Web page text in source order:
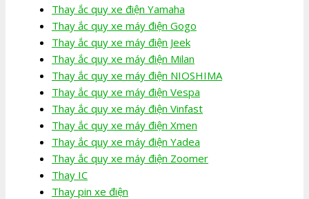
Thay ắc quy xe điện Yamaha
Thay ắc quy xe máy điện Gogo
Thay ắc quy xe máy điện Jeek
Thay ắc quy xe máy điện Milan
Thay ắc quy xe máy điện NIOSHIMA
Thay ắc quy xe máy điện Vespa
Thay ắc quy xe máy điện Vinfast
Thay ắc quy xe máy điện Xmen
Thay ắc quy xe máy điện Yadea
Thay ắc quy xe máy điện Zoomer
Thay IC
Thay pin xe điện